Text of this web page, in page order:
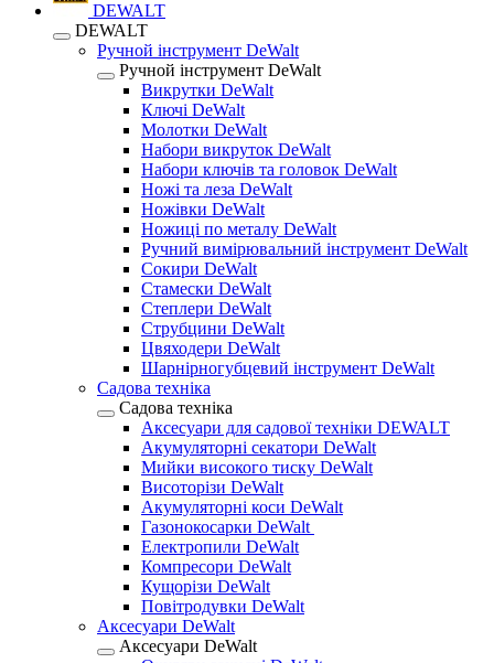
DEWALT
DEWALT
Ручной інструмент DeWalt
Ручной інструмент DeWalt
Викрутки DeWalt
Ключі DeWalt
Молотки DeWalt
Набори викруток DeWalt
Набори ключів та головок DeWalt
Ножі та леза DeWalt
Ножівки DeWalt
Ножиці по металу DeWalt
Ручний вимірювальний інструмент DeWalt
Сокири DeWalt
Стамески DeWalt
Степлери DeWalt
Струбцини DeWalt
Цвяходери DeWalt
Шарнірногубцевий інструмент DeWalt
Садова техніка
Садова техніка
Аксесуари для садової техніки DEWALT
Акумуляторні секатори DeWalt
Мийки високого тиску DeWalt
Висоторізи DeWalt
Акумуляторні коси DeWalt
Газонокосарки DeWalt
Електропили DeWalt
Компресори DeWalt
Кущорізи DeWalt
Повітродувки DeWalt
Аксесуари DeWalt
Аксесуари DeWalt